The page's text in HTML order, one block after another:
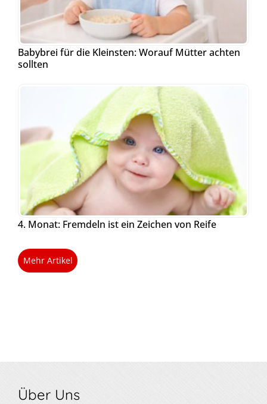
Babybrei für die Kleinsten: Worauf Mütter achten
sollten
4. Monat: Fremdeln ist ein Zeichen von Reife
Mehr Artikel
Über Uns